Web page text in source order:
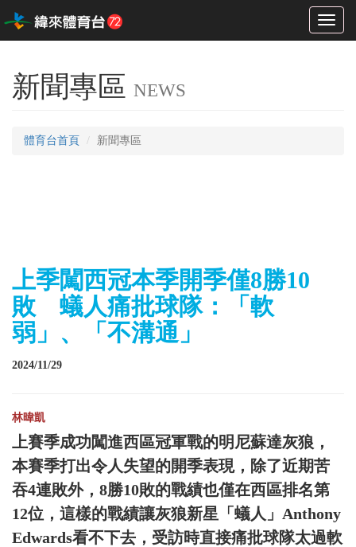
Toggle
新聞專區 NEWS
體育台首頁 新聞專區
上季闖西冠本季開季僅8勝10
敗 蟻人痛批球隊：「軟
弱」、「不溝通」
2024/11/29
林暐凱
上賽季成功闖進西區冠軍戰的明尼蘇達灰狼，
本賽季打出令人失望的開季表現，除了近期苦
吞4連敗外，8勝10敗的戰績也僅在西區排名第
12位，這樣的戰績讓灰狼新星「蟻人」Anthony
Edwards看不下去，受訪時直接痛批球隊太過軟